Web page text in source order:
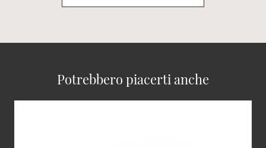
Potrebbero piacerti anche